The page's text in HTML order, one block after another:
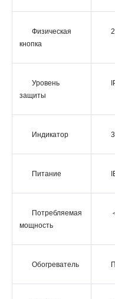
Физическая
кнопка
2
Уровень
защиты
Индикатор 3
Питание
Потребляемая
мощность
Обогреватель